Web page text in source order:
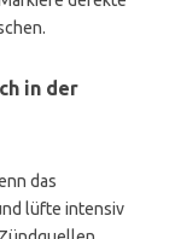
in der
das
lüfte intensiv